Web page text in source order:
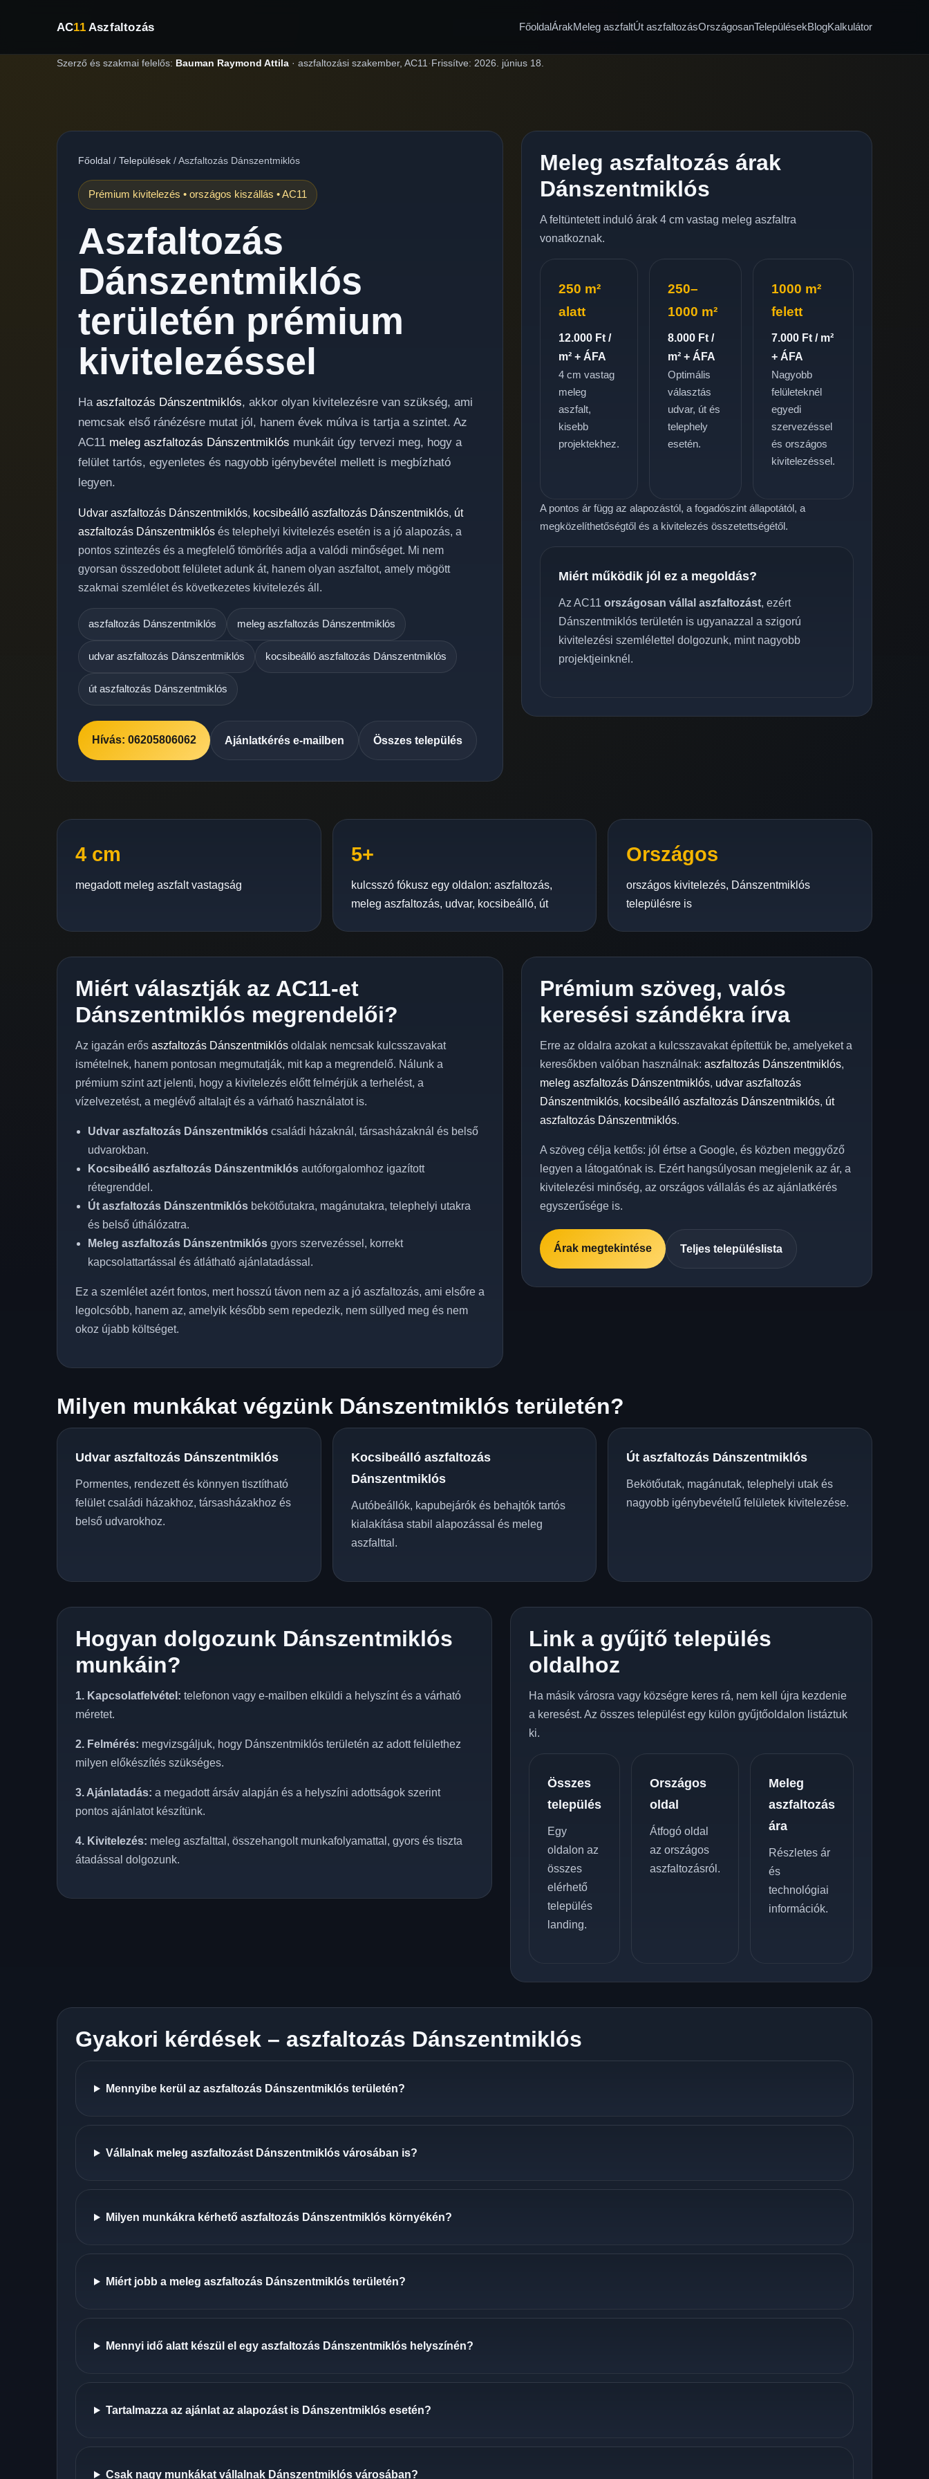
AC11Aszfaltozás FőoldalÁrakMeleg aszfaltÚt aszfaltozásOrszágosanTelepülésekBlogKalkulátor
Szerző és szakmai felelős: Bauman Raymond Attila · aszfaltozási szakember, AC11 ·Frissítve: 2026. június 18.
Főoldal / Települések /Aszfaltozás Dánszentmiklós
Prémium kivitelezés • országos kiszállás • AC11
Aszfaltozás
Dánszentmiklós
területén prémium
kivitelezéssel
Ha aszfaltozás Dánszentmiklós, akkor olyan kivitelezésre van szükség, ami
nemcsak első ránézésre mutat jól, hanem évek múlva is tartja a szintet. Az
AC11 meleg aszfaltozás Dánszentmiklós munkáit úgy tervezi meg, hogy a
felület tartós, egyenletes és nagyobb igénybevétel mellett is megbízható
legyen.
Udvar aszfaltozás Dánszentmiklós, kocsibeálló aszfaltozás Dánszentmiklós, út
aszfaltozás Dánszentmiklós és telephelyi kivitelezés esetén is a jó alapozás, a
pontos szintezés és a megfelelő tömörítés adja a valódi minőséget. Mi nem
gyorsan összedobott felületet adunk át, hanem olyan aszfaltot, amely mögött
szakmai szemlélet és következetes kivitelezés áll.
aszfaltozás Dánszentmiklós meleg aszfaltozás Dánszentmiklós
udvar aszfaltozás Dánszentmiklós kocsibeálló aszfaltozás Dánszentmiklós
út aszfaltozás Dánszentmiklós
Hívás: 06205806062 Ajánlatkérés e-mailben Összes település
Meleg aszfaltozás árak
Dánszentmiklós
A feltüntetett induló árak 4 cm vastag meleg aszfaltra
vonatkoznak.
250 m²
alatt
12.000 Ft /
m² + ÁFA
4 cm vastag
meleg
aszfalt,
kisebb
projektekhez.
250–
1000 m²
8.000 Ft /
m² + ÁFA
Optimális
választás
udvar, út és
telephely
esetén.
1000 m²
felett
7.000 Ft / m²
+ ÁFA
Nagyobb
felületeknél
egyedi
szervezéssel
és országos
kivitelezéssel.
A pontos ár függ az alapozástól, a fogadószint állapotától, a
megközelíthetőségtől és a kivitelezés összetettségétől.
Miért működik jól ez a megoldás?
Az AC11országosan vállal aszfaltozást, ezért
Dánszentmiklós területén is ugyanazzal a szigorú
kivitelezési szemlélettel dolgozunk, mint nagyobb
projektjeinknél.
4 cm
megadott meleg aszfalt vastagság
5+
kulcsszó fókusz egy oldalon: aszfaltozás,
meleg aszfaltozás, udvar, kocsibeálló, út
Országos
országos kivitelezés, Dánszentmiklós
településre is
Miért választják az AC11-et
Dánszentmiklós megrendelői?
Az igazán erős aszfaltozás Dánszentmiklós oldalak nemcsak kulcsszavakat
ismételnek, hanem pontosan megmutatják, mit kap a megrendelő. Nálunk a
prémium szint azt jelenti, hogy a kivitelezés előtt felmérjük a terhelést, a
vízelvezetést, a meglévő altalajt és a várható használatot is.
Udvar aszfaltozás Dánszentmiklós családi házaknál, társasházaknál és belső
udvarokban.
Kocsibeálló aszfaltozás Dánszentmiklós autóforgalomhoz igazított
rétegrenddel.
Út aszfaltozás Dánszentmiklós bekötőutakra, magánutakra, telephelyi utakra
és belső úthálózatra.
Meleg aszfaltozás Dánszentmiklós gyors szervezéssel, korrekt
kapcsolattartással és átlátható ajánlatadással.
Ez a szemlélet azért fontos, mert hosszú távon nem az a jó aszfaltozás, ami elsőre a
legolcsóbb, hanem az, amelyik később sem repedezik, nem süllyed meg és nem
okoz újabb költséget.
Prémium szöveg, valós
keresési szándékra írva
Erre az oldalra azokat a kulcsszavakat építettük be, amelyeket a
keresőkben valóban használnak:aszfaltozás Dánszentmiklós,
meleg aszfaltozás Dánszentmiklós, udvar aszfaltozás
Dánszentmiklós, kocsibeálló aszfaltozás Dánszentmiklós, út
aszfaltozás Dánszentmiklós.
A szöveg célja kettős: jól értse a Google, és közben meggyőző
legyen a látogatónak is. Ezért hangsúlyosan megjelenik az ár, a
kivitelezési minőség, az országos vállalás és az ajánlatkérés
egyszerűsége is.
Árak megtekintése Teljes településlista
Milyen munkákat végzünk Dánszentmiklós területén?
Udvar aszfaltozás Dánszentmiklós
Pormentes, rendezett és könnyen tisztítható
felület családi házakhoz, társasházakhoz és
belső udvarokhoz.
Kocsibeálló aszfaltozás
Dánszentmiklós
Autóbeállók, kapubejárók és behajtók tartós
kialakítása stabil alapozással és meleg
aszfalttal.
Út aszfaltozás Dánszentmiklós
Bekötőutak, magánutak, telephelyi utak és
nagyobb igénybevételű felületek kivitelezése.
Hogyan dolgozunk Dánszentmiklós
munkáin?
1. Kapcsolatfelvétel: telefonon vagy e-mailben elküldi a helyszínt és a várható
méretet.
2. Felmérés: megvizsgáljuk, hogy Dánszentmiklós területén az adott felülethez
milyen előkészítés szükséges.
3. Ajánlatadás: a megadott ársáv alapján és a helyszíni adottságok szerint
pontos ajánlatot készítünk.
4. Kivitelezés: meleg aszfalttal, összehangolt munkafolyamattal, gyors és tiszta
átadással dolgozunk.
Link a gyűjtő település
oldalhoz
Ha másik városra vagy községre keres rá, nem kell újra kezdenie
a keresést. Az összes települést egy külön gyűjtőoldalon listáztuk
ki.
Összes
település
Egy
oldalon az
összes
elérhető
település
landing.
Országos
oldal
Átfogó oldal
az országos
aszfaltozásról.
Meleg
aszfaltozás
ára
Részletes ár
és
technológiai
információk.
Gyakori kérdések – aszfaltozás Dánszentmiklós
Mennyibe kerül az aszfaltozás Dánszentmiklós területén?
Vállalnak meleg aszfaltozást Dánszentmiklós városában is?
Milyen munkákra kérhető aszfaltozás Dánszentmiklós környékén?
Miért jobb a meleg aszfaltozás Dánszentmiklós területén?
Mennyi idő alatt készül el egy aszfaltozás Dánszentmiklós helyszínén?
Tartalmazza az ajánlat az alapozást is Dánszentmiklós esetén?
Csak nagy munkákat vállalnak Dánszentmiklós városában?